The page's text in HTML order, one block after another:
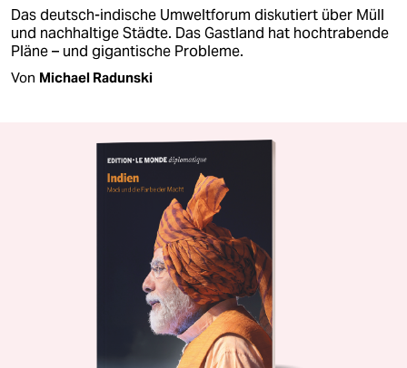
Das deutsch-indische Umweltforum diskutiert über Müll
und nachhaltige Städte. Das Gastland hat hochtrabende
Pläne – und gigantische Probleme.
Von Michael Radunski